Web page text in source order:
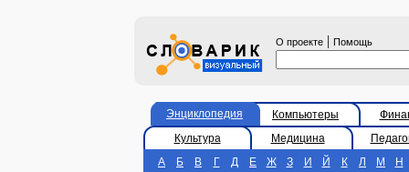
О проекте | Помощь
Энциклопедия Компьютеры
Культура
Медицина
А
Б В Г Д Е Ж З И Й К Л М Н